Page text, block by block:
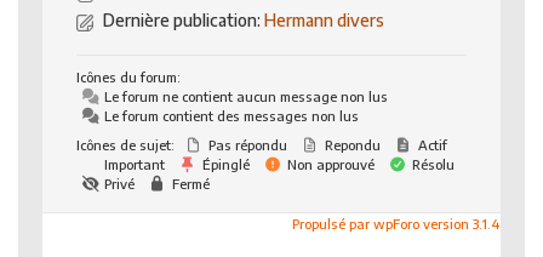
Dernière publication: Hermann divers
Icônes du forum:
Le forum ne contient aucun message non lus
Le forum contient des messages non lus
Icônes de sujet:
Pas répondu Repondu
Actif
Important
Épinglé Non approuvé
Résolu
Privé
Fermé
Propulsé par wpForo version 3.1.4